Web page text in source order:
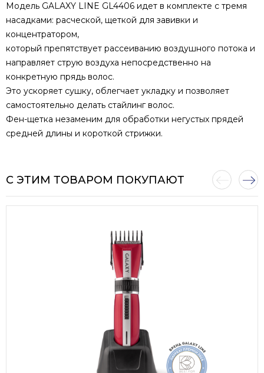
Модель GALAXY LINE GL4406 идет в комплекте с тремя
насадками: расческой, щеткой для завивки и
концентратором,
который препятствует рассеиванию воздушного потока и
направляет струю воздуха непосредственно на
конкретную прядь волос.
Это ускоряет сушку, облегчает укладку и позволяет
самостоятельно делать стайлинг волос.
Фен-щетка незаменим для обработки негустых прядей
средней длины и короткой стрижки.
С ЭТИМ ТОВАРОМ ПОКУПАЮТ